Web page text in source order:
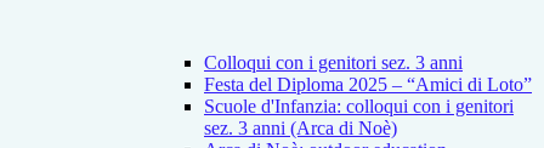
Colloqui con i genitori sez. 3 anni
Festa del Diploma 2025 – “Amici di Loto”
Scuole d'Infanzia: colloqui con i genitori
sez. 3 anni (Arca di Noè)